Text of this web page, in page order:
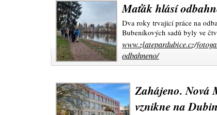
Maťák hlásí
Dva roky trvající práce na
Bubeníkových sadů byly ve
www.zlatepardubice.cz/
odbahneno/
Zahájeno. Nová
vznikne na